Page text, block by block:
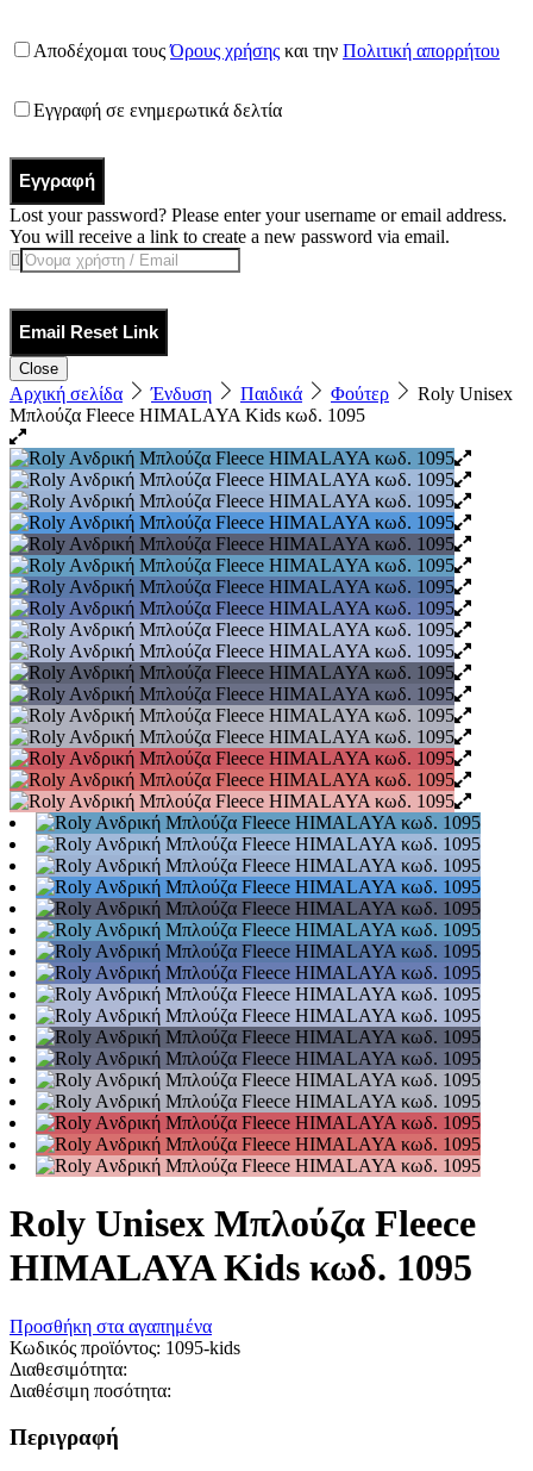
Αποδέχομαι τουςΌρους χρήσης και την Πολιτική απορρήτου
Εγγραφή σε ενημερωτικά δελτία
Εγγραφή
Lost your password? Please enter your username or email address.
You will receive a link to create a new password via email.
Email Reset Link
Close
Αρχική σελίδα Ένδυση Παιδικά Φούτερ
Roly Unisex
Μπλούζα Fleece HIMALAYA Kids κωδ. 1095
Roly Unisex Μπλούζα Fleece
HIMALAYA Kids κωδ. 1095
Προσθήκη στα αγαπημένα
Κωδικός προϊόντος: 1095-kids
Διαθεσιμότητα:
Διαθέσιμη ποσότητα:
Περιγραφή